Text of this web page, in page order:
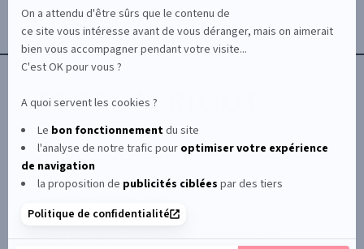
sur
Axeptio
On a attendu d'être sûrs que le contenu de
ce site vous intéresse avant de vous déranger, mais on aimerait
bien vous accompagner pendant votre visite...
C'est OK pour vous ?
A quoi servent les cookies ?
Le bon fonctionnementdu site
l'analyse de notre trafic pour optimiservotre expérience
de navigation
la proposition de publicités ciblées par des tiers
Politique de confidentialité
CONTACTEZ-NOUS
TERMES ET CONDITIONS
© Le Club Perron Rigot 2026
matériels esthétiques à destination des instituts et spas.